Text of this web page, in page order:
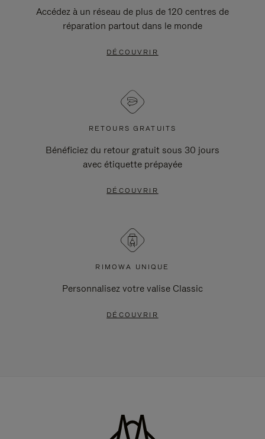
Accédez à un réseau de plus de 120 centres de
réparation partout dans le monde
DÉCOUVRIR
RETOURS GRATUITS
Bénéficiez du retour gratuit sous 30 jours
avec étiquette prépayée
DÉCOUVRIR
RIMOWA UNIQUE
Personnalisez votre valise Classic
DÉCOUVRIR